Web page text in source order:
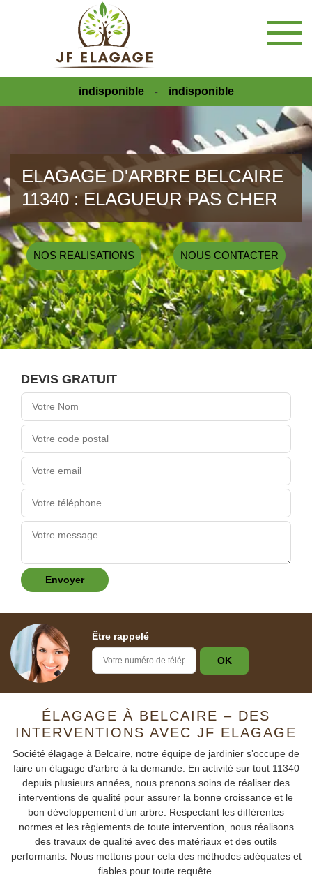
indisponible - indisponible
ELAGAGE D'ARBRE BELCAIRE
11340 : ELAGUEUR PAS CHER
NOS REALISATIONS NOUS CONTACTER
DEVIS GRATUIT
Être rappelé
ÉLAGAGE À BELCAIRE – DES
INTERVENTIONS AVEC JF ELAGAGE
Société élagage à Belcaire, notre équipe de jardinier s’occupe de
faire un élagage d’arbre à la demande. En activité sur tout 11340
depuis plusieurs années, nous prenons soins de réaliser des
interventions de qualité pour assurer la bonne croissance et le
bon développement d’un arbre. Respectant les différentes
normes et les règlements de toute intervention, nous réalisons
des travaux de qualité avec des matériaux et des outils
performants. Nous mettons pour cela des méthodes adéquates et
fiables pour toute requête.